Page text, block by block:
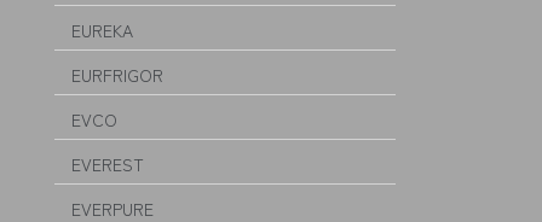
EUREKA
EURFRIGOR
EVCO
EVEREST
EVERPURE